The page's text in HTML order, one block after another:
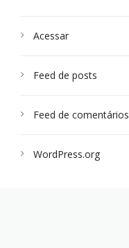
Acessar
Feed de posts
Feed de comentários
WordPress.org